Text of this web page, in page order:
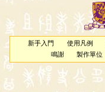
新手入門 使用凡例
鳴謝
製作單位